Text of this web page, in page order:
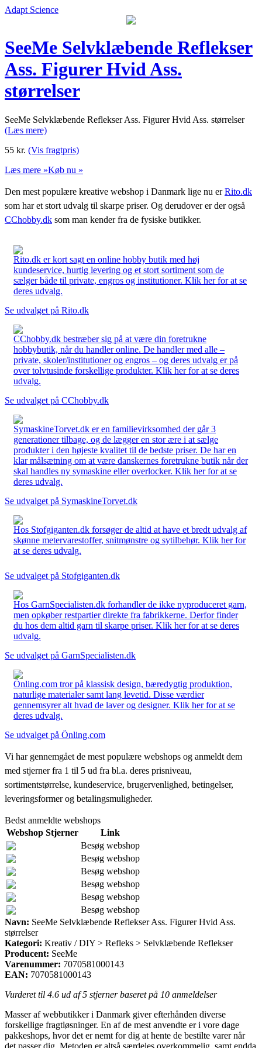
Adapt Science
SeeMe Selvklæbende Reflekser
Ass. Figurer Hvid Ass.
størrelser
SeeMe Selvklæbende Reflekser Ass. Figurer Hvid Ass. størrelser
(Læs mere)
55 kr. (Vis fragtpris)
Læs mere »Køb nu »
Den mest populære kreative webshop i Danmark lige nu erRito.dk
som har et stort udvalg til skarpe priser. Og derudover er der også
CChobby.dk som man kender fra de fysiske butikker.
Rito.dk er kort sagt en online hobby butik med høj
kundeservice, hurtig levering og et stort sortiment som de
sælger både til private, engros og institutioner. Klik her for at se
deres udvalg.
Se udvalget på Rito.dk
CChobby.dk bestræber sig på at være din foretrukne
hobbybutik, når du handler online. De handler med alle –
private, skoler/institutioner og engros – og deres udvalg er på
over tolvtusinde forskellige produkter. Klik her for at se deres
udvalg.
Se udvalget på CChobby.dk
SymaskineTorvet.dk er en familievirksomhed der går 3
generationer tilbage, og de lægger en stor ære i at sælge
produkter i den højeste kvalitet til de bedste priser. De har en
klar målsætning om at være danskernes foretrukne butik når der
skal handles ny symaskine eller overlocker. Klik her for at se
deres udvalg.
Se udvalget på SymaskineTorvet.dk
Hos Stofgiganten.dk forsøger de altid at have et bredt udvalg af
skønne metervarestoffer, snitmønstre og sytilbehør. Klik her for
at se deres udvalg.
Se udvalget på Stofgiganten.dk
Hos GarnSpecialisten.dk forhandler de ikke nyproduceret garn,
men opkøber restpartier direkte fra fabrikkerne. Derfor finder
du hos dem altid garn til skarpe priser. Klik her for at se deres
udvalg.
Se udvalget på GarnSpecialisten.dk
Önling.com tror på klassisk design, bæredygtig produktion,
naturlige materialer samt lang levetid. Disse værdier
gennemsyrer alt hvad de laver og designer. Klik her for at se
deres udvalg.
Se udvalget på Önling.com
Vi har gennemgået de mest populære webshops og anmeldt dem
med stjerner fra 1 til 5 ud fra bl.a. deres prisniveau,
sortimentstørrelse, kundeservice, brugervenlighed, betingelser,
leveringsformer og betalingsmuligheder.
Bedst anmeldte webshops
Webshop Stjerner
Link
Besøg webshop
Besøg webshop
Besøg webshop
Besøg webshop
Besøg webshop
Besøg webshop
Navn: SeeMe Selvklæbende Reflekser Ass. Figurer Hvid Ass.
størrelser
Kategori: Kreativ / DIY > Refleks > Selvklæbende Reflekser
Producent: SeeMe
Varenummer: 7070581000143
EAN: 7070581000143
Vurderet til 4.6 ud af 5 stjerner baseret på 10 anmeldelser
Masser af webbutikker i Danmark giver efterhånden diverse
forskellige fragtløsninger. En af de mest anvendte er i vore dage
pakkeshops, hvor det er nemt for dig at hente de bestilte varer når
det passer dig. Metoden er altså særdeles overkommelig, samt endda